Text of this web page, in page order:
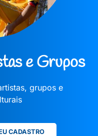
e Grupos
grupos e
CADASTRO